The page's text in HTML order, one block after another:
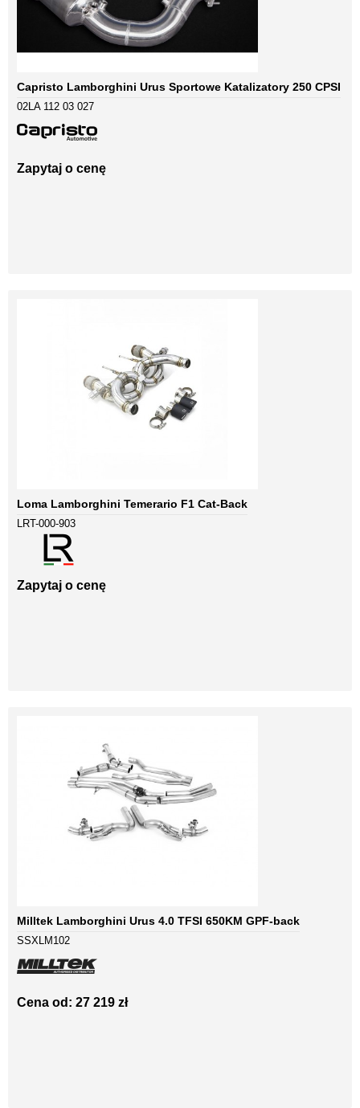
Capristo Lamborghini Urus Sportowe Katalizatory 250 CPSI
02LA 112 03 027
Zapytaj o cenę
Loma Lamborghini Temerario F1 Cat-Back
LRT-000-903
Zapytaj o cenę
Milltek Lamborghini Urus 4.0 TFSI 650KM GPF-back
SSXLM102
Cena od: 27 219 zł